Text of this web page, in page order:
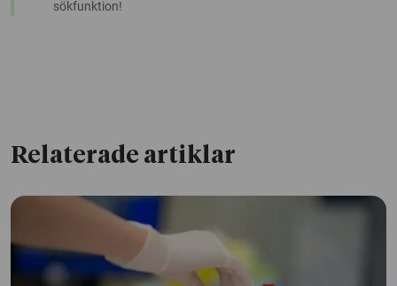
sökfunktion!
Relaterade artiklar